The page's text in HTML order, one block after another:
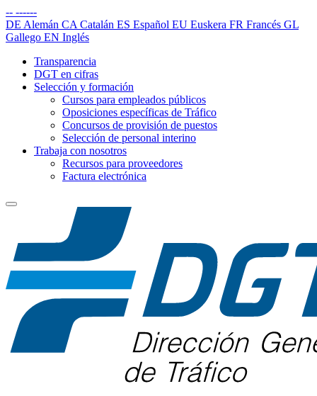
-- ------
DE Alemán CA Catalán ES Español EU Euskera FR Francés GL
Gallego EN Inglés
Transparencia
DGT en cifras
Selección y formación
Cursos para empleados públicos
Oposiciones específicas de Tráfico
Concursos de provisión de puestos
Selección de personal interino
Trabaja con nosotros
Recursos para proveedores
Factura electrónica